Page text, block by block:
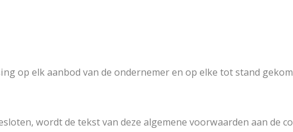
op elk aanbod van de ondernemer en op elke tot stand
wordt de tekst van deze algemene voorwaarden aan de